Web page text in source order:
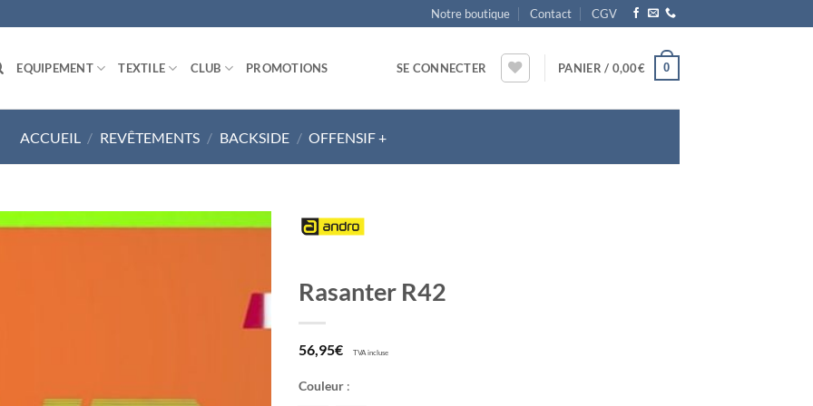
Notre boutique Contact CGV
EQUIPEMENT TEXTILE CLUB PROMOTIONS SE CONNECTER PANIER / 0,00€ 0
ACCUEIL / REVÊTEMENTS / BACKSIDE / OFFENSIF +
souhaits
Rasanter R42
56,95€ TVA incluse
Couleur :